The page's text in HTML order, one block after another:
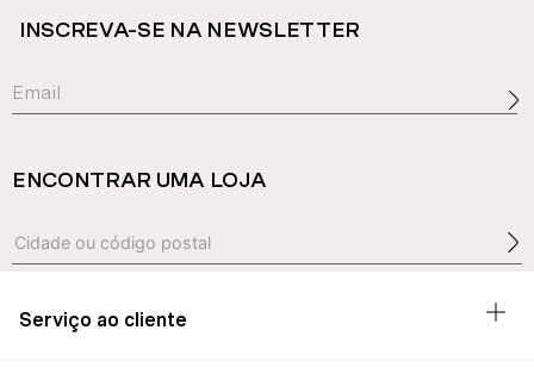
INSCREVA-SE NA NEWSLETTER
ENCONTRAR UMA LOJA
Serviço ao cliente